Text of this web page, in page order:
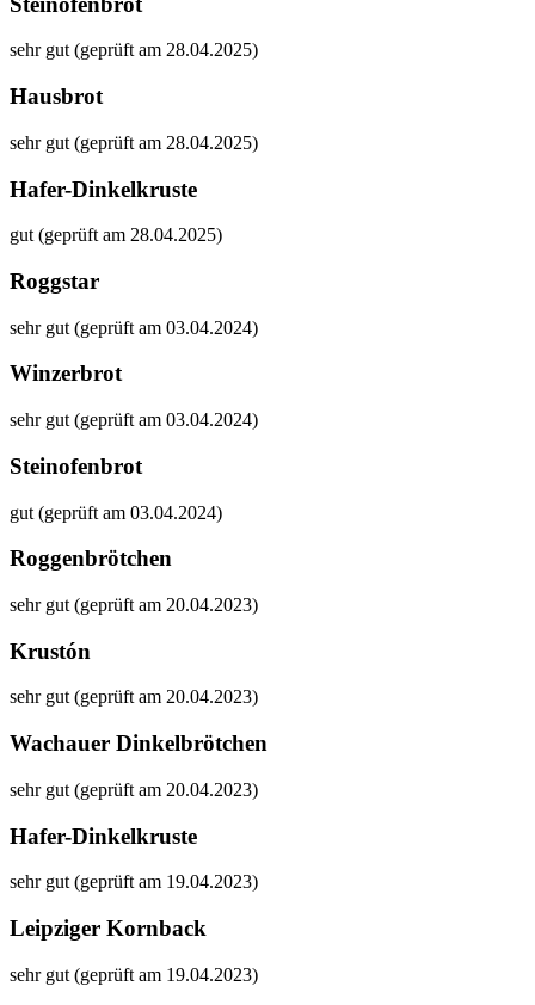
sehr gut (geprüft am 28.04.2025)
Hausbrot
sehr gut (geprüft am 28.04.2025)
Hafer-Dinkelkruste
gut (geprüft am 28.04.2025)
Roggstar
sehr gut (geprüft am 03.04.2024)
Winzerbrot
sehr gut (geprüft am 03.04.2024)
Steinofenbrot
gut (geprüft am 03.04.2024)
Roggenbrötchen
sehr gut (geprüft am 20.04.2023)
Krustón
sehr gut (geprüft am 20.04.2023)
Wachauer Dinkelbrötchen
sehr gut (geprüft am 20.04.2023)
Hafer-Dinkelkruste
sehr gut (geprüft am 19.04.2023)
Leipziger Kornback
sehr gut (geprüft am 19.04.2023)